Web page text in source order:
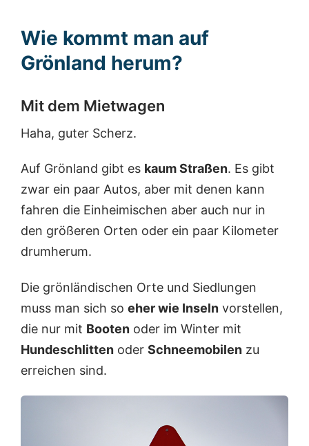
Wie kommt man auf
Grönland herum?
Mit dem Mietwagen
Haha, guter Scherz.
Auf Grönland gibt es kaum Straßen. Es gibt
zwar ein paar Autos, aber mit denen kann
fahren die Einheimischen aber auch nur in
den größeren Orten oder ein paar Kilometer
drumherum.
Die grönländischen Orte und Siedlungen
muss man sich so eher wie Inseln vorstellen,
die nur mit Booten oder im Winter mit
Hundeschlitten oder Schneemobilen zu
erreichen sind.